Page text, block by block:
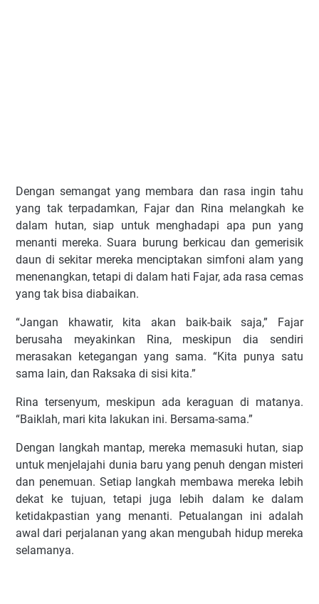
Dengan semangat yang membara dan rasa ingin tahu
yang tak terpadamkan, Fajar dan Rina melangkah ke
dalam hutan, siap untuk menghadapi apa pun yang
menanti mereka. Suara burung berkicau dan gemerisik
daun di sekitar mereka menciptakan simfoni alam yang
menenangkan, tetapi di dalam hati Fajar, ada rasa cemas
yang tak bisa diabaikan.
“Jangan khawatir, kita akan baik-baik saja,” Fajar
berusaha meyakinkan Rina, meskipun dia sendiri
merasakan ketegangan yang sama. “Kita punya satu
sama lain, dan Raksaka di sisi kita.”
Rina tersenyum, meskipun ada keraguan di matanya.
“Baiklah, mari kita lakukan ini. Bersama-sama.”
Dengan langkah mantap, mereka memasuki hutan, siap
untuk menjelajahi dunia baru yang penuh dengan misteri
dan penemuan. Setiap langkah membawa mereka lebih
dekat ke tujuan, tetapi juga lebih dalam ke dalam
ketidakpastian yang menanti. Petualangan ini adalah
awal dari perjalanan yang akan mengubah hidup mereka
selamanya.